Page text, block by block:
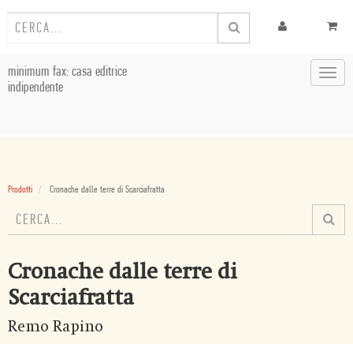
minimum fax: casa editrice
indipendente
Prodotti Cronache dalle terre di Scarciafratta
Cronache dalle terre di
Scarciafratta
Remo Rapino